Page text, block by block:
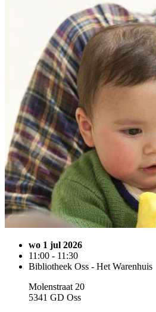
wo 1 jul 2026
11:00 - 11:30
Bibliotheek Oss - Het Warenhuis
Molenstraat 20
5341 GD Oss